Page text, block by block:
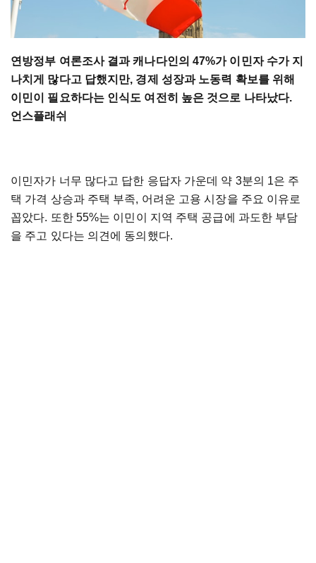
연방정부 여론조사 결과 캐나다인의 47%가 이민자 수가 지
나치게 많다고 답했지만, 경제 성장과 노동력 확보를 위해
이민이 필요하다는 인식도 여전히 높은 것으로 나타났다.
언스플래쉬
이민자가 너무 많다고 답한 응답자 가운데 약 3분의 1은 주
택 가격 상승과 주택 부족, 어려운 고용 시장을 주요 이유로
꼽았다. 또한 55%는 이민이 지역 주택 공급에 과도한 부담
을 주고 있다는 의견에 동의했다.